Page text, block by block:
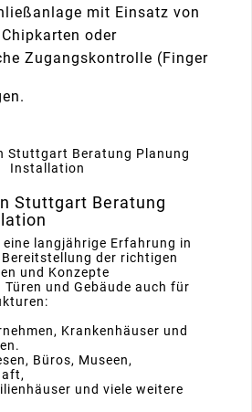
mit Einsatz von
oder
Zugangskontrolle (Finger
Stuttgart Beratung Planung
Installation
Stuttgart Beratung
langjährige Erfahrung in
der richtigen
und Konzepte
und Gebäude auch für
Krankenhäuser und
Büros, Museen,
und viele weitere